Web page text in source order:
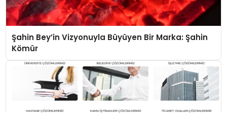
Şahin Bey’in Vizyonuyla Büyüyen Bir Marka: Şahin
Kömür